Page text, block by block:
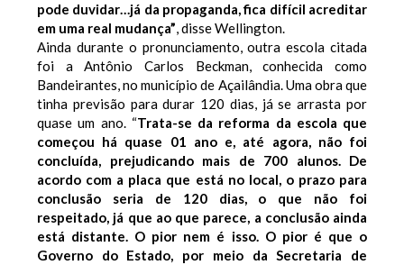
pode duvidar…já da propaganda, fica difícil acreditar
em uma real mudança”, disse Wellington.
Ainda durante o pronunciamento, outra escola citada
foi a Antônio Carlos Beckman, conhecida como
Bandeirantes, no município de Açailândia. Uma obra que
tinha previsão para durar 120 dias, já se arrasta por
quase um ano. “Trata-se da reforma da escola que
começou há quase 01 ano e, até agora, não foi
concluída, prejudicando mais de 700 alunos. De
acordo com a placa que está no local, o prazo para
conclusão seria de 120 dias, o que não foi
respeitado, já que ao que parece, a conclusão ainda
está distante. O pior nem é isso. O pior é que o
Governo do Estado, por meio da Secretaria de